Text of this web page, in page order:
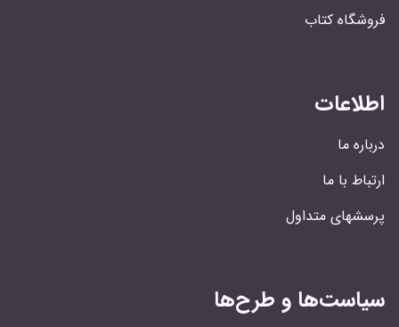
فروشگاه کتاب
اطلاعات
درباره ما
ارتباط با ما
پرسشهای متداول
سیاست‌ها و طرح‌ها